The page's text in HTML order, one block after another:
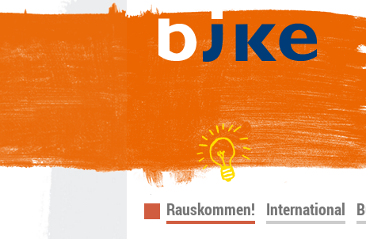
Navigation
Rauskommen! International